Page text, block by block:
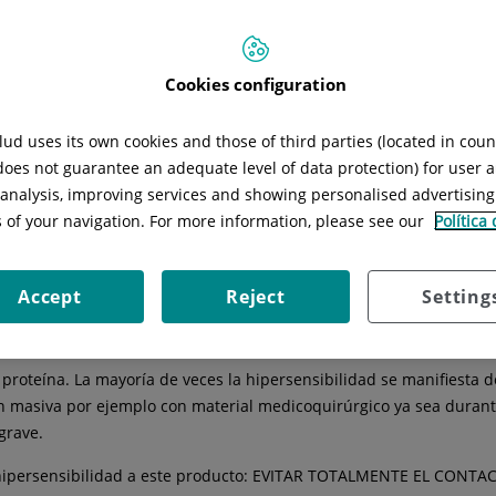
Especialidad:
Técnicas Consejos Instalaciones
y que se utiliza ampliamente en la
La mayoría de veces la hipersensibilidad se manifiesta
por ejemplo con material medicoquirúrgico ya sea
a este producto: EVITAR TOTALMENTE EL
Cookies configuration
uses its own cookies and those of third parties (located in
not guarantee an adequate level of data protection) for user
improving services and showing personalised
of your navigation. For more information, please see our Política
Reject
Accept